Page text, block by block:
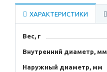
ХАРАКТЕРИСТИКИ
Вес, г
Внутренний диаметр, мм
Наружный диаметр, мм